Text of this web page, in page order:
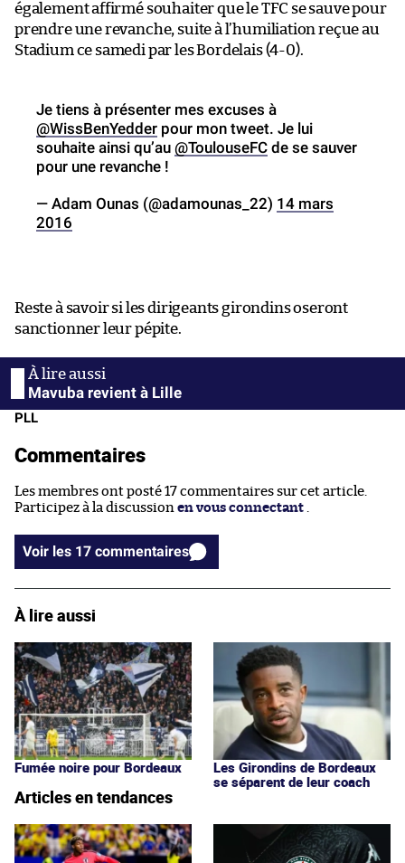
également affirmé souhaiter que le TFC se sauve pour
prendre une revanche, suite à l’humiliation reçue au
Stadium ce samedi par les Bordelais (4-0).
Je tiens à présenter mes excuses à
@WissBenYedder pour mon tweet. Je lui
souhaite ainsi qu’au @ToulouseFC de se sauver
pour une revanche !
— Adam Ounas (@adamounas_22) 14 mars
2016
Reste à savoir si les dirigeants girondins oseront
sanctionner leur pépite.
Mavuba revient à Lille
PLL
Commentaires
Les membres ont posté 17 commentaires sur cet article.
Participez à la discussion en vous connectant .
Voir les 17 commentaires
À lire aussi
Fumée noire pour Bordeaux
Les Girondins de Bordeaux
se séparent de leur coach
Articles en tendances